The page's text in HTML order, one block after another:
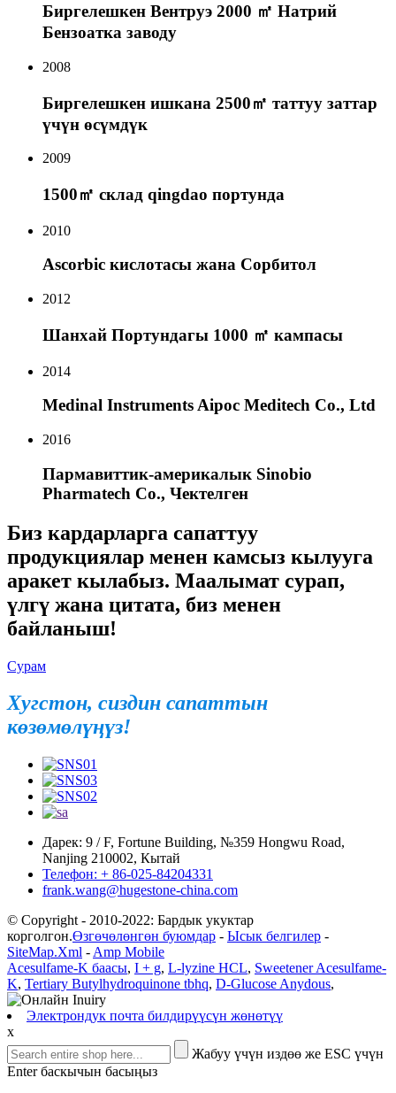
Биргелешкен Вентруэ 2000 ㎡ Натрий
Бензоатка заводу
2008
Биргелешкен ишкана 2500㎡ таттуу заттар
үчүн өсүмдүк
2009
1500㎡ склад qingdao портунда
2010
Ascorbic кислотасы жана Сорбитол
2012
Шанхай Портундагы 1000 ㎡ кампасы
2014
Medinal Instruments Aipoc Meditech Co., Ltd
2016
Пармавиттик-америкалык Sinobio
Pharmatech Co., Чектелген
Биз кардарларга сапаттуу
продукциялар менен камсыз кылууга
аракет кылабыз. Маалымат сурап,
үлгү жана цитата, биз менен
байланыш!
Сурам
Хугстон, сиздин сапаттын
көзөмөлүңүз!
Дарек: 9 / F, Fortune Building, №359 Hongwu Road,
Nanjing 210002, Кытай
Телефон: + 86-025-84204331
frank.wang@hugestone-china.com
© Copyright - 2010-2022: Бардык укуктар
корголгон.Өзгөчөлөнгөн буюмдар - Ысык белгилер -
SiteMap.Xml - Amp Mobile
Acesulfame-K баасы, I + g, L-lyzine HCL, Sweetener Acesulfame-
K, Tertiary Butylhydroquinone tbhq, D-Glucose Anydous,
Электрондук почта билдирүүсүн жөнөтүү
x
Жабуу үчүн издөө же ESC үчүн
Enter баскычын басыңыз